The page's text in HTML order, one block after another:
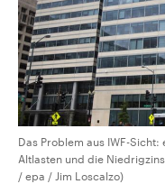
Das Problem aus IWF-
Altlasten und die
/ epa / Jim Loscalzo)